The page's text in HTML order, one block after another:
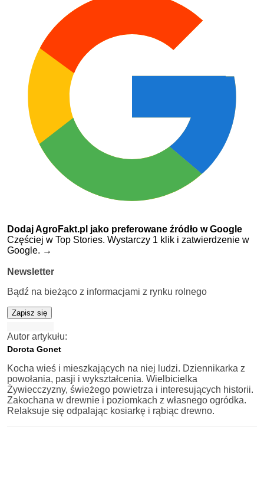
Dodaj AgroFakt.pl jako preferowane źródło w Google
Częściej w Top Stories. Wystarczy 1 klik i zatwierdzenie w
Google. →
Newsletter
Bądź na bieżąco z informacjami z rynku rolnego
Zapisz się
Autor artykułu:
Dorota Gonet
Kocha wieś i mieszkających na niej ludzi. Dziennikarka z
powołania, pasji i wykształcenia. Wielbicielka
Żywiecczyzny, świeżego powietrza i interesujących historii.
Zakochana w drewnie i poziomkach z własnego ogródka.
Relaksuje się odpalając kosiarkę i rąbiąc drewno.